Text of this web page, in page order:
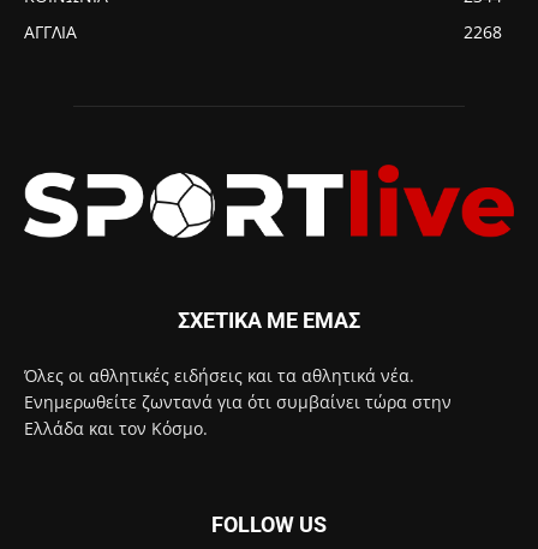
ΑΓΓΛΙΑ
2268
ΣΧΕΤΙΚΑ ΜΕ ΕΜΑΣ
Όλες οι αθλητικές ειδήσεις και τα αθλητικά νέα.
Ενημερωθείτε ζωντανά για ότι συμβαίνει τώρα στην
Ελλάδα και τον Κόσμο.
FOLLOW US